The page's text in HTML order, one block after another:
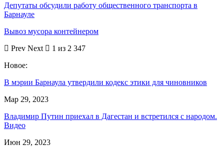
Депутаты обсудили работу общественного транспорта в
Барнауле
Вывоз мусора контейнером
Prev Next
1 из 2 347
Новое:
В мэрии Барнаула утвердили кодекс этики для чиновников
Мар 29, 2023
Владимир Путин приехал в Дагестан и встретился с народом.
Видео
Июн 29, 2023